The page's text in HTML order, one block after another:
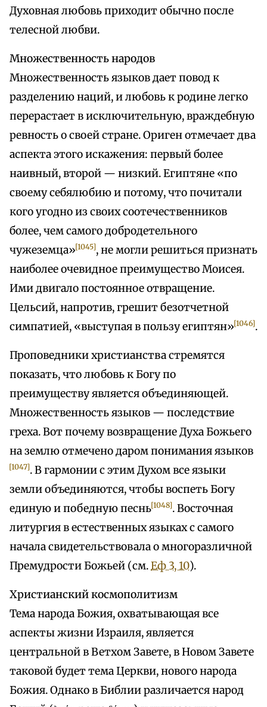
Духовная любовь приходит обычно после
телесной любви.
Множественность народов
Множественность языков дает повод к
разделению наций, и любовь к родине легко
перерастает в исключительную, враждебную
ревность о своей стране. Ориген отмечает два
аспекта этого искажения: первый более
наивный, второй — низкий. Египтяне «по
своему себялюбию и потому, что почитали
кого угодно из своих соотечественников
более, чем самого добродетельного
чужеземца»[1045], не могли решиться признать
наиболее очевидное преимущество Моисея.
Ими двигало постоянное отвращение.
Цельсий, напротив, грешит безотчетной
симпатией, «выступая в пользу египтян»[1046].
Проповедники христианства стремятся
показать, что любовь к Богу по
преимуществу является объединяющей.
Множественность языков — последствие
греха. Вот почему возвращение Духа Божьего
на землю отмечено даром понимания языков
[1047]. В гармонии с этим Духом все языки
земли объединяются, чтобы воспеть Богу
единую и победную песнь[1048]. Восточная
литургия в естественных языках с самого
начала свидетельствовала о многоразличной
Премудрости Божьей (см.Еф 3, 10).
Христианский космополитизм
Тема народа Божия, охватывающая все
аспекты жизни Израиля, является
центральной в Ветхом Завете, в Новом Завете
таковой будет тема Церкви, нового народа
Божия. Однако в Библии различается народ